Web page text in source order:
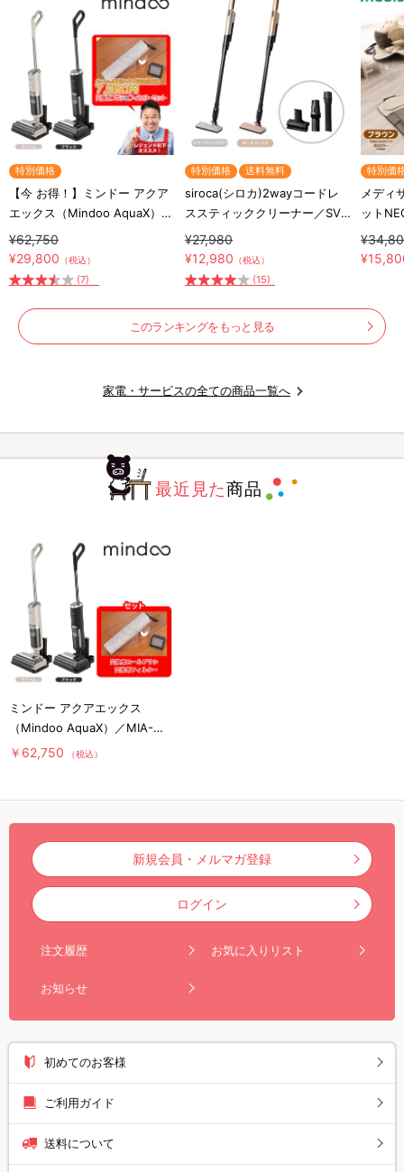
特別価格
【今 お得！】ミンドー アクア
エックス（Mindoo AquaX）／
MIA-N001／水拭き掃除機／コ
ードレス掃除機／スティック掃
除機
¥62,750
¥29,800 （税込）
(7)
特別価格 送料無料
siroca(シロカ)2wayコードレ
ススティッククリーナー／SV-
S281
¥27,980
¥12,980 （税込）
(15)
特別価
メディ
ット
ム
このランキングをもっと見る
家電・サービスの全ての商品一覧へ
最近見た商品
ミンドー アクアエックス
（Mindoo AquaX）／MIA-
N001／水拭き掃除機／コード
￥62,750 （税込）
新規会員・メルマガ登録
ログイン
注文履歴 お気に入りリスト
お知らせ
初めてのお客様
ご利用ガイド
送料について